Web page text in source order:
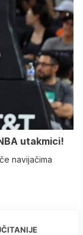
utakmici!
navijačima